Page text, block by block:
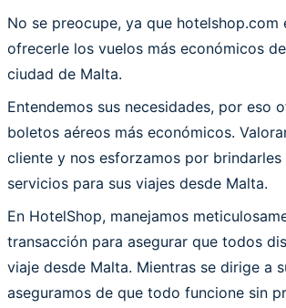
No se preocupe, ya que hotelshop.com
ofrecerle los vuelos más económicos
ciudad de Malta.
Entendemos sus necesidades, por eso
boletos aéreos más económicos.
cliente y nos esforzamos por brindarles
servicios para sus viajes desde Malta.
En HotelShop, manejamos
transacción para asegurar que todos
viaje desde Malta. Mientras se dirige a
aseguramos de que todo funcione sin